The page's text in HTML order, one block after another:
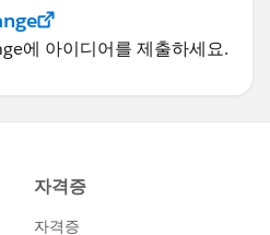
에 아이디어를 제출하세요.